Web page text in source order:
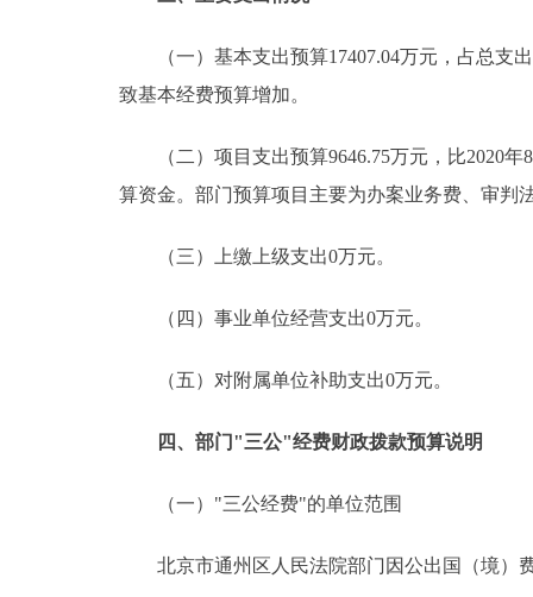
（一）基本支出预算17407.04万元，占总支出
致基本经费预算增加。
（二）项目支出预算9646.75万元，比2020年
算资金。部门预算项目主要为办案业务费、审判
（三）上缴上级支出0万元。
（四）事业单位经营支出0万元。
（五）对附属单位补助支出0万元。
四、部门"三公"经费财政拨款预算说明
（一）"三公经费"的单位范围
北京市通州区人民法院部门因公出国（境）费